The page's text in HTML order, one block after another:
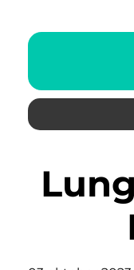
Lunginflammation hos barn –